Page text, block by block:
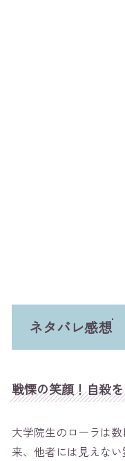
ネタバレ感想
戦慄の笑顔！自殺
大学院生のローラは
来、他者には見えな